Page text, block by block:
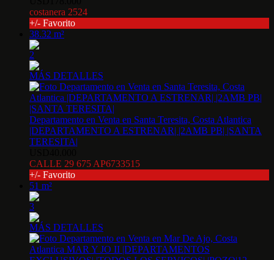
costanera 2524
+/- Favorito
38.32 m²
2
MÁS DETALLES
Departamento en Venta en Santa Teresita, Costa Atlantica
|DEPARTAMENTO A ESTRENAR| |2AMB PB| |SANTA
TERESITA|
CALLE 29 675 AP6733515
+/- Favorito
51 m²
3
MÁS DETALLES